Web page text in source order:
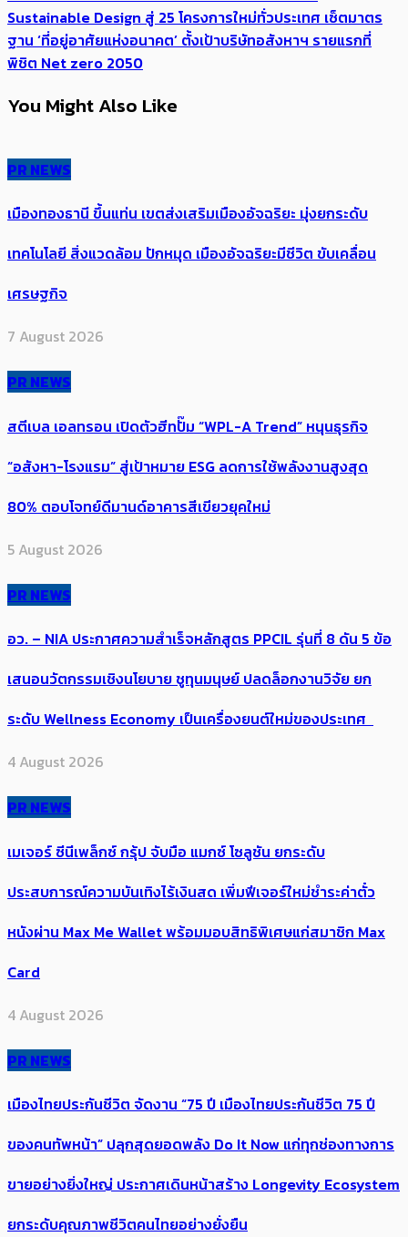
Sustainable Design สู่ 25 โครงการใหม่ทั่วประเทศ เซ็ตมาตร
ฐาน ‘ที่อยู่อาศัยแห่งอนาคต’ ตั้งเป้าบริษัทอสังหาฯ รายแรกที่
พิชิต Net zero 2050
You Might Also Like
PR NEWS
เมืองทองธานี ขึ้นแท่น เขตส่งเสริมเมืองอัจฉริยะ มุ่งยกระดับ
เทคโนโลยี สิ่งแวดล้อม ปักหมุด เมืองอัจฉริยะมีชีวิต ขับเคลื่อน
เศรษฐกิจ
7 August 2026
PR NEWS
สตีเบล เอลทรอน เปิดตัวฮีทปั๊ม “WPL-A Trend” หนุนธุรกิจ
“อสังหา-โรงแรม” สู่เป้าหมาย ESG ลดการใช้พลังงานสูงสุด
80% ตอบโจทย์ดีมานด์อาคารสีเขียวยุคใหม่
5 August 2026
PR NEWS
อว. – NIA ประกาศความสำเร็จหลักสูตร PPCIL รุ่นที่ 8 ดัน 5 ข้อ
เสนอนวัตกรรมเชิงนโยบาย ชูทุนมนุษย์ ปลดล็อกงานวิจัย ยก
ระดับ Wellness Economy เป็นเครื่องยนต์ใหม่ของประเทศ
4 August 2026
PR NEWS
เมเจอร์ ซีนีเพล็กซ์ กรุ้ป จับมือ แมกซ์ โซลูชัน ยกระดับ
ประสบการณ์ความบันเทิงไร้เงินสด เพิ่มฟีเจอร์ใหม่ชำระค่าตั๋ว
หนังผ่าน Max Me Wallet พร้อมมอบสิทธิพิเศษแก่สมาชิก Max
Card
4 August 2026
PR NEWS
เมืองไทยประกันชีวิต จัดงาน “75 ปี เมืองไทยประกันชีวิต 75 ปี
ของคนทัพหน้า” ปลุกสุดยอดพลัง Do It Now แก่ทุกช่องทางการ
ขายอย่างยิ่งใหญ่ ประกาศเดินหน้าสร้าง Longevity Ecosystem
ยกระดับคุณภาพชีวิตคนไทยอย่างยั่งยืน